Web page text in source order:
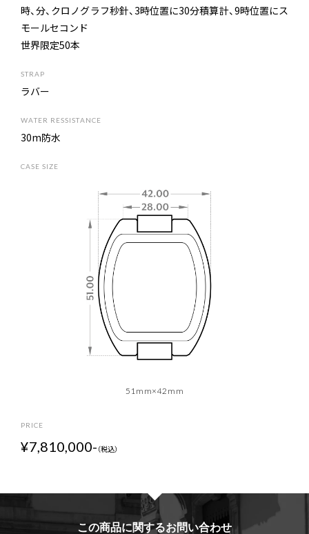
時、分、クロノグラフ秒針、3時位置に30分積算計、9時位置にス
モールセコンド
世界限定50本
STRA P
ラバー
WATER R ESSISTA NCE
30m防水
CASE SIZE
51mm×42mm
PR ICE
¥7,810,000- （税込）
この商品に関するお問い合わせ